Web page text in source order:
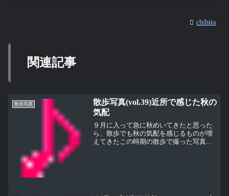
chibita
関連記事
散歩写真
散歩写真(vol.39)近所で感じた秋の
気配
９月に入って急に秋めいてきたと思った
ら、散歩でも秋の気配を感じるものが増
えてきたこの時期の散歩で撮った写真